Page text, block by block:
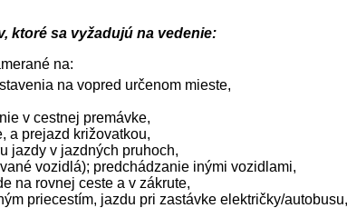
ktoré sa vyžadujú na vedenie:
na:
na vopred určenom mieste,
v cestnej premávke,
a prejazd križovatkou,
jazdy v jazdných pruhoch,
vozidlá); predchádzanie inými vozidlami,
na rovnej ceste a v zákrute,
priecestím, jazdu pri zastávke električky/